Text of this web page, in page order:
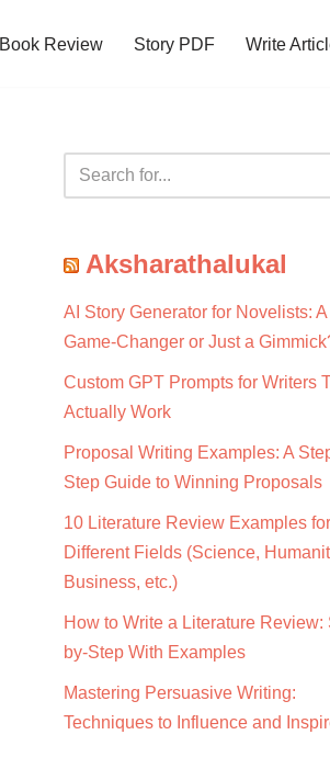
Book Review Story PDF Write
Aksharathalukal
AI Story Generator for Novelists: A
Game-Changer or Just a
Custom GPT Prompts for Writers
Actually Work
Proposal Writing Examples: A
Step Guide to Winning Proposals
10 Literature Review Examples for
Different Fields (Science,
Business, etc.)
How to Write a Literature Review:
by-Step With Examples
Mastering Persuasive Writing:
Techniques to Influence and